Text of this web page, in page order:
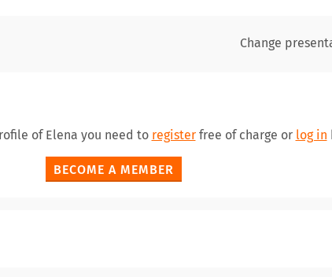
Change
of Elena you need to registerfree of charge or log in
BECOME A MEMBER